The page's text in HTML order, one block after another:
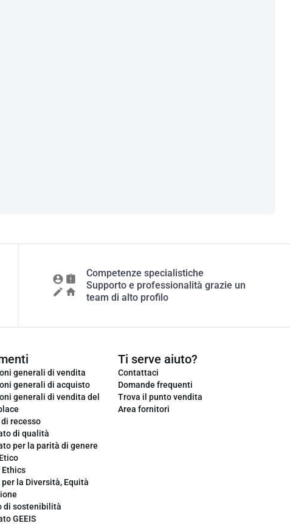
Competenze specialistiche
Supporto e professionalità grazie un
team di alto profilo
generali di vendita
generali di acquisto
generali di vendita del
recesso
di qualità
per la parità di genere
Ethics
la Diversità, Equità
di sostenibilità
GEEIS
Ti serve aiuto?
Contattaci
Domande frequenti
Trova il punto vendita
Area fornitori